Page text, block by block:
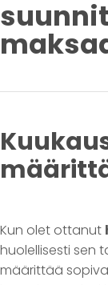
Kun olet ottanut
huolellisesti sen
määrittää sopiva